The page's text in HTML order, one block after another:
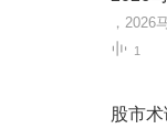
1
股市